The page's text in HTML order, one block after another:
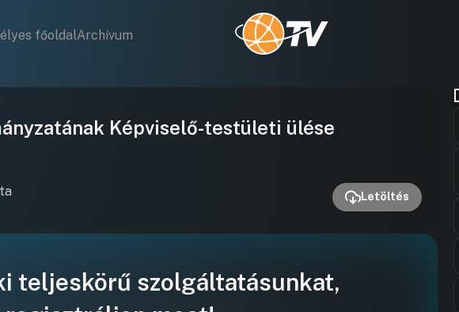
főoldalArchívum
lejátszása
Képviselő-testületi ülése
Letöltés
teljeskörű szolgáltatásunkat,